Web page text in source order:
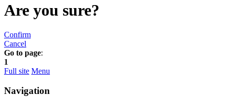
Are you sure?
Confirm
Cancel
Go to page:
1
Full site Menu
Navigation